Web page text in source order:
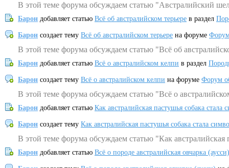
В этой теме форума обсуждаем статью "Австралийский
Барон добавляет статью Всё об австралийском терьере в раздел
Барон создает тему Всё об австралийском терьере на форуме
В этой теме форума обсуждаем статью "Всё об
Барон добавляет статью Всё о австралийском келпи в раздел
Барон создает тему Всё о австралийском келпи на форуме Форум
В этой теме форума обсуждаем статью "Всё о
Барон добавляет статью Как австралийская пастушья собака
Барон создает тему Как австралийская пастушья собака стала
В этой теме форума обсуждаем статью "Как
Барон добавляет статью Всё о породе австралийская овчарка (аусси)